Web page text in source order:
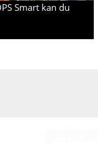
Smart kan du